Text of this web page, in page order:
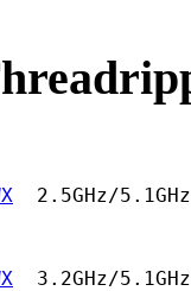
2.5GHz/
3.2GHz/